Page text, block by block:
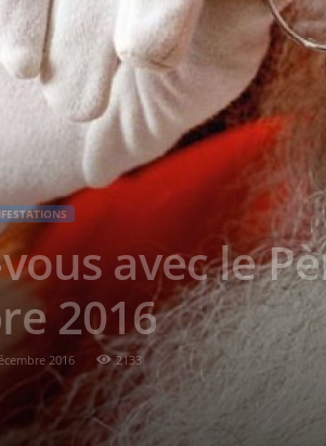
avec le
2016
2016 2133